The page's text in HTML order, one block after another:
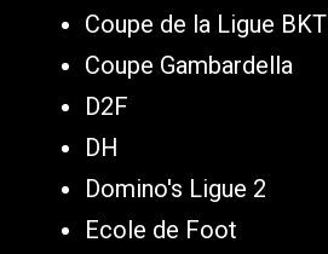
Coupe de la Ligue BKT
Coupe Gambardella
D2F
DH
Domino's Ligue 2
Ecole de Foot